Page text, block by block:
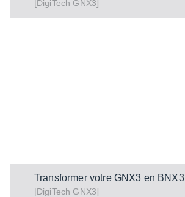
[DigiTech GNX3]
Transformer votre GNX3 en BNX3
[DigiTech GNX3]